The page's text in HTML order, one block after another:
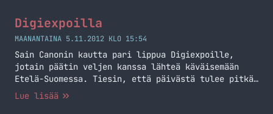
eli tablet eli täppäri. Tätä voisi sanoa
oikeastaan jo hieman budjettimallin tabletiksi
sillä 32 gigainen… Jatka lukemista Nexus 7
unboxaus ja ensivaikutelmat
Digiexpoilla
MAANANTAINA 5.11.2012 KLO 15:54
Sain Canonin kautta pari lippua Digiexpoille,
jotain päätin veljen kanssa lähteä käväisemään
Etelä-Suomessa. Tiesin, että päivästä tulee pitkä
sillä junamatka täältä Pasilaan kestää reilu neljä
Lue lisää